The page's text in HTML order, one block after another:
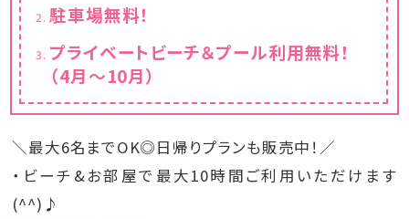
駐車場無料！
プライベートビーチ＆プール利用無料！
（4月～10月）
＼最大6名までOK◎日帰りプランも販売中！／
・ビーチ&お部屋で最大10時間ご利用いただけます
(^^)♪